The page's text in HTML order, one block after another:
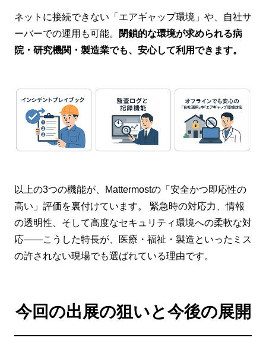
ネットに接続できない「エアギャップ環境」や、自社サ
ーバーでの運用も可能。
閉鎖的な環境が求められる病
院・研究機関・製造業でも、安心して利用できます。
以上の3つの機能が、Mattermostの「安全かつ即応性の
高い」評価を裏付けています。 緊急時の対応力、情報
の透明性、そして高度なセキュリティ環境への柔軟な対
応——こうした特長が、医療・福祉・製造といったミス
の許されない現場でも選ばれている理由です。
今回の出展の狙いと今後の展開